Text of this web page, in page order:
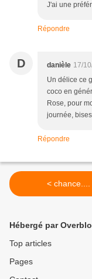
J'ai une
Répondre
D danièle 17/
Un délice ce
coco en
Rose, pour
journée, bises
Répondre
< chance....
Hébergé par
Top articles
Pages